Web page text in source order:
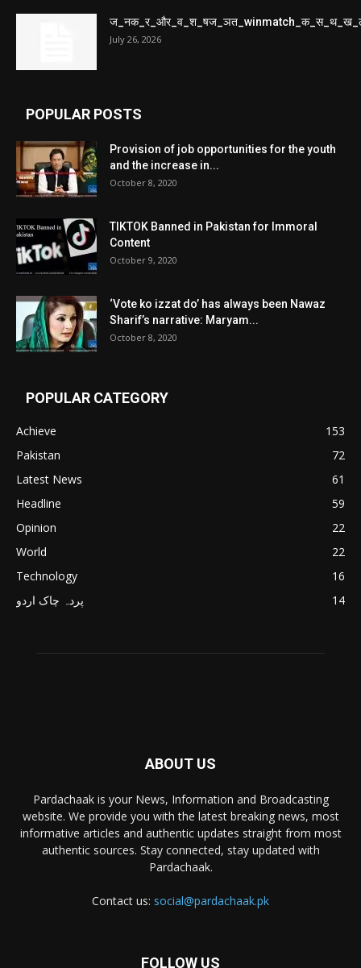
July 26, 2026
POPULAR POSTS
Provision of job opportunities for the youth
and the increase in...
October 8, 2020
TIKTOK Banned in Pakistan for Immoral
Content
October 9, 2020
‘Vote ko izzat do’ has always been Nawaz
Sharif’s narrative: Maryam...
October 8, 2020
POPULAR CATEGORY
Achieve
153
Pakistan
72
Latest News
61
Headline
59
Opinion
22
World
22
Technology
16
پردہ چاک اردو
14
ABOUT US
Pardachaak is your News, Information and Broadcasting
website. We provide you with the latest breaking news, most
informative articles and authentic updates straight from most
authentic sources. Stay connected, stay updated with
Pardachaak.
Contact us: social@pardachaak.pk
FOLLOW US